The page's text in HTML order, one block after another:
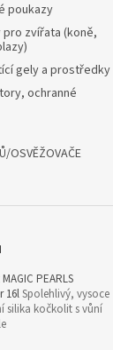
poukazy
zvířata (koně,
gely a prostředky
ochranné
OSVĚŽOVAČE
PEARLS
16lSpolehlivý, vysoce
silika kočkolit s vůní